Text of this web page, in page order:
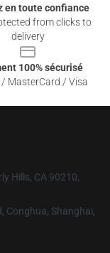
en toute confiance
from clicks to
delivery
100% sécurisé
/ MasterCard / Visa
Hills, CA 90210,
Conghua, Shanghai,